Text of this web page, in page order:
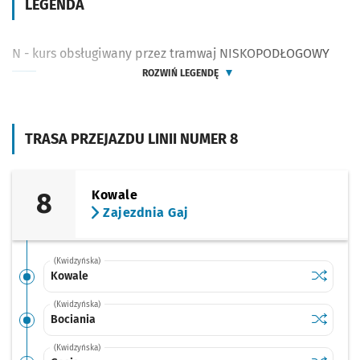
TRASA PRZEJAZDU LINII NUMER 8
8
Kowale
Zajezdnia Gaj
(Kwidzyńska)
Kowale Sprawdź
Kowale
(Kwidzyńska)
Bociania Sprawdź
Bociania
(Kwidzyńska)
LEGENDA
N - kurs obsługiwany przez tramwaj NISKOPODŁOGOWY
ROZWIŃ LEGENDĘ